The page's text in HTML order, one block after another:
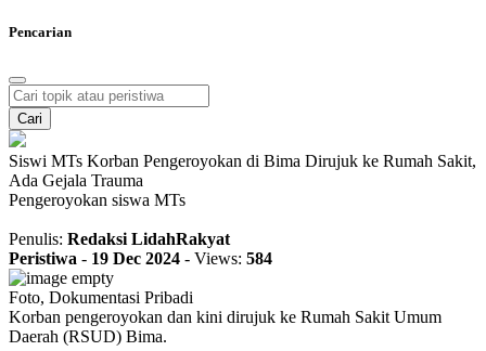
Pencarian
Cari
Siswi MTs Korban Pengeroyokan di Bima Dirujuk ke Rumah Sakit,
Ada Gejala Trauma
Pengeroyokan siswa MTs
Penulis: Redaksi LidahRakyat
Peristiwa - 19 Dec 2024 - Views: 584
Foto, Dokumentasi Pribadi
Korban pengeroyokan dan kini dirujuk ke Rumah Sakit Umum
Daerah (RSUD) Bima.